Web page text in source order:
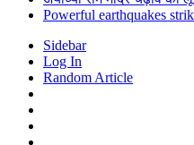
Powerful earthquakes
Sidebar
Log In
Random Article